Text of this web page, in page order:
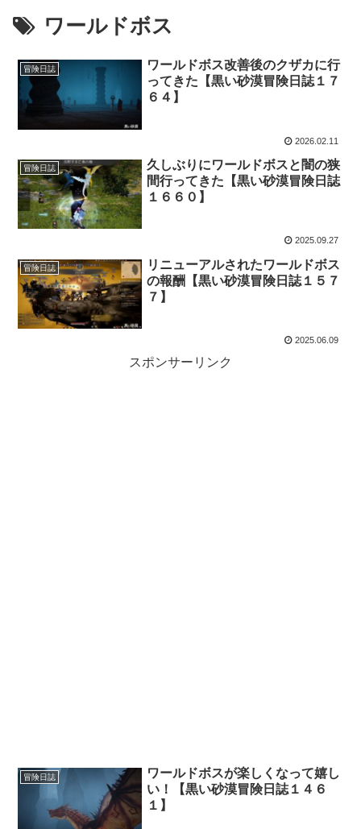
ワールドボス
冒険日誌
ワールドボス改善後のクザカに行
ってきた【黒い砂漠冒険日誌１７
６４】
2026.02.11
冒険日誌
久しぶりにワールドボスと闇の狭
間行ってきた【黒い砂漠冒険日誌
１６６０】
2025.09.27
冒険日誌
リニューアルされたワールドボス
の報酬【黒い砂漠冒険日誌１５７
７】
2025.06.09
スポンサーリンク
冒険日誌
ワールドボスが楽しくなって嬉し
い！【黒い砂漠冒険日誌１４６
１】